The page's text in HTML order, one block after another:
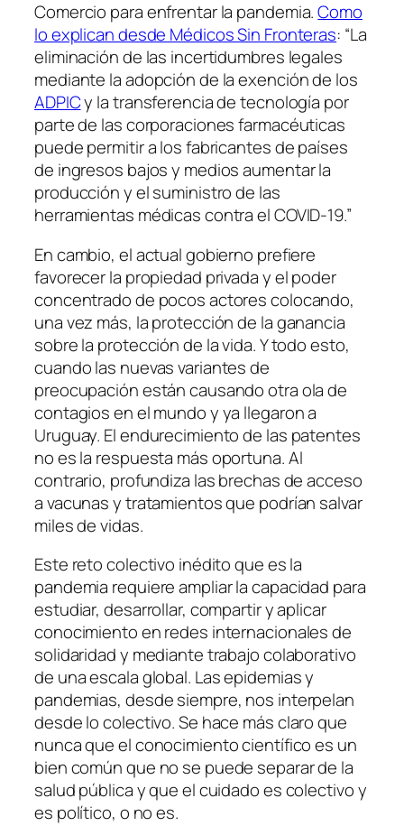
Comercio para enfrentar la pandemia.Como
lo explican desde Médicos Sin Fronteras: “La
eliminación de las incertidumbres legales
mediante la adopción de la exención de los
ADPICy la transferencia de tecnología por
parte de las corporaciones farmacéuticas
puede permitir a los fabricantes de países
de ingresos bajos y medios aumentar la
producción y el suministro de las
herramientas médicas contra el COVID-19.”
En cambio, el actual gobierno prefiere
favorecer la propiedad privada y el poder
concentrado de pocos actores colocando,
una vez más, la protección de la ganancia
sobre la protección de la vida. Y todo esto,
cuando las nuevas variantes de
preocupación están causando otra ola de
contagios en el mundo y ya llegaron a
Uruguay. El endurecimiento de las patentes
no es la respuesta más oportuna. Al
contrario, profundiza las brechas de acceso
a vacunas y tratamientos que podrían salvar
miles de vidas.
Este reto colectivo inédito que es la
pandemia requiere ampliar la capacidad para
estudiar, desarrollar, compartir y aplicar
conocimiento en redes internacionales de
solidaridad y mediante trabajo colaborativo
de una escala global. Las epidemias y
pandemias, desde siempre, nos interpelan
desde lo colectivo. Se hace más claro que
nunca que el conocimiento científico es un
bien común que no se puede separar de la
salud pública y que el cuidado es colectivo y
es político, o no es.